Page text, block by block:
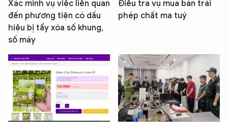
Xác minh vụ việc liên quan
đến phương tiện có dấu
hiệu bị tẩy xóa số khung,
số máy
Điều tra vụ mua bán trái
phép chất ma tuý